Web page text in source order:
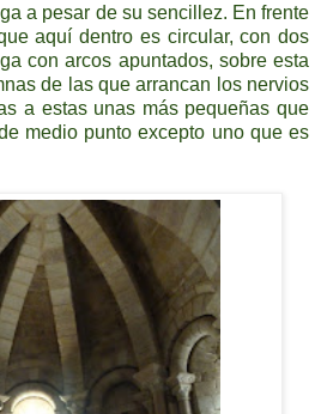
a pesar de su sencillez. En frente
aquí dentro es circular, con dos
con arcos apuntados, sobre esta
de las que arrancan los nervios
a estas unas más pequeñas que
medio punto excepto uno que es